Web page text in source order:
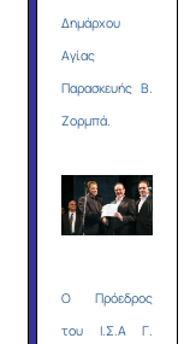
Δημάρχου
Αγίας
Παρασκευής Β.
Ζορμπά.
O Πρόεδρος
του Ι.Σ.Α Γ.